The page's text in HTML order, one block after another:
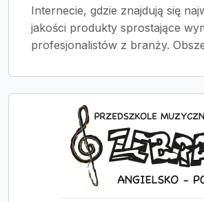
Internecie, gdzie znajdują się
jakości produkty sprostające
profesjonalistów z branży.